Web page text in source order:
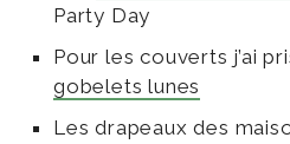
Party Day
Pour les couverts j’ai
gobelets lunes
Les drapeaux des